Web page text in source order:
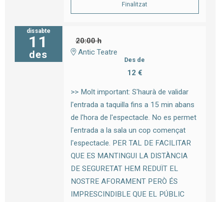
Finalitzat
dissabte
11
des
20:00 h
Antic Teatre
Des de
12 €
>> Molt important: S'haurà de validar
l'entrada a taquilla fins a 15 min abans
de l'hora de l'espectacle. No es permet
l'entrada a la sala un cop començat
l'espectacle. PER TAL DE FACILITAR
QUE ES MANTINGUI LA DISTÀNCIA
DE SEGURETAT HEM REDUÏT EL
NOSTRE AFORAMENT PERÒ ÉS
IMPRESCINDIBLE QUE EL PÚBLIC